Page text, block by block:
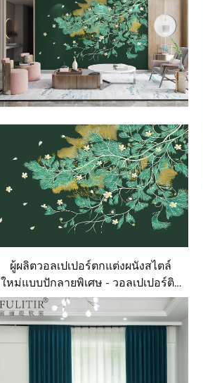
หัวเตียงในห้องนอน วัสดุเป็นมิตรกับ
สิ่งแวดล้อม มีหลายสีให้เลือก
ผู้ผลิตวอลเปเปอร์ตกแต่งผนังสไตล์
ใหม่แบบปักลายพิเศษ - วอลเปเปอร์ติด
ผนังบ้านทั้งหลังแบบไร้รอยต่อ สไตล์
หรูหราเบาๆ ระดับพรีเมียมและ
แม่นยำสูง เหมาะสำหรับใช้ตกแต่ง
ผนังห้องนอนและห้องนั่งเล่น